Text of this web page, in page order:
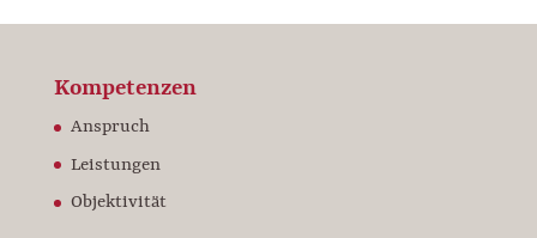
Kompetenzen
Anspruch
Leistungen
Objektivität